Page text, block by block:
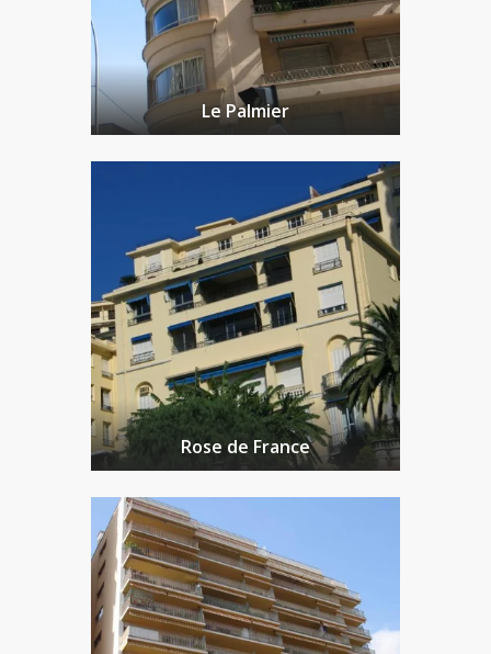
Le Palmier
Rose de France